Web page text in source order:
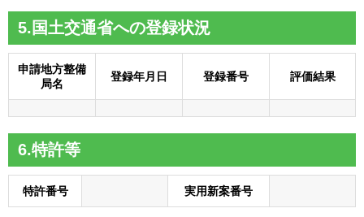
5.国土交通省への登録状況
申請地方整備
局名
登録年月日 登録番号 評価結果
6.特許等
特許番号 実用新案番号